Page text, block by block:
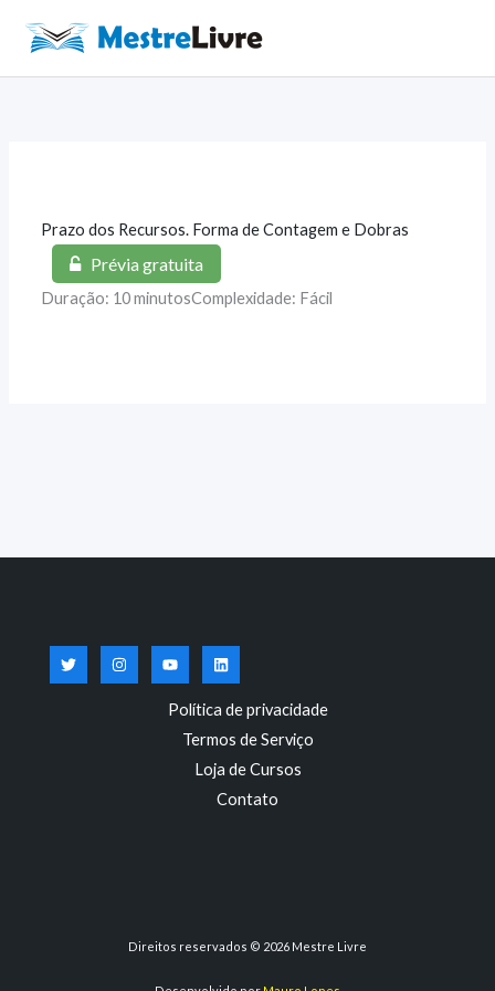
para
o
Prazo dos Recursos. Forma de Contagem e Dobras
Prévia gratuita
Duração: 10 minutosComplexidade: Fácil
Política de privacidade
Termos de Serviço
Loja de Cursos
Contato
Direitos reservados © 2026 Mestre Livre